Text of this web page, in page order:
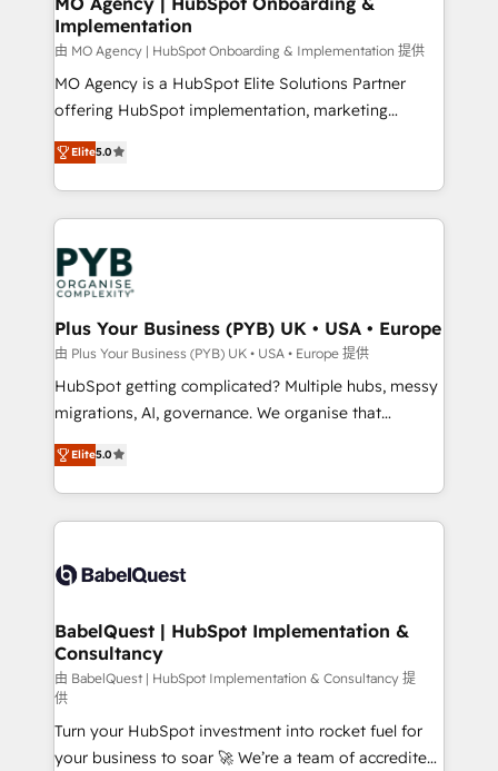
integrations across your full tech stack. - Custom
object setup, CMS builds, and full-funnel automation.
- Dashboards, lifecycle campaigns, and lead
nurturing sequences. - Cross-hub setup across
Ongoing optimization, managed support, and
scalable retainers. Let’s make HubSpot your most
Implementation
由 MO Agency | HubSpot Onboarding & Implementation 提供
MO Agency is a HubSpot Elite Solutions Partner
offering HubSpot implementation, marketing
automation, CRM and RevOps consulting, B2B SEO,
paid media, content marketing, AEO and GEO (AI
search optimisation), and HubSpot Content Hub and
WordPress development. We work with enterprise
and growth-led companies across technology,
professional services, financial services and
industrial sectors. Offices in Johannesburg, Cape
Town, Dubai & London. 500+ HubSpot CRM
implementations delivered. AI visibility coverage
across ChatGPT, Claude, Perplexity, Gemini and
Google AI Overviews. HubSpot Impact Award -
Innovation HubSpot Impact Award - Platform
Migration Excellence HubSpot Impact Award -
accreditations with HubSpot.
Elite5.0
Plus Your Business (PYB) UK • USA • Europe
由 Plus Your Business (PYB) UK • USA • Europe 提供
HubSpot getting complicated? Multiple hubs, messy
migrations, AI, governance. We organise that
complexity, so your team can put HubSpot to work...
Welcome to our Profile! We help with: • CRM
implementation, reports, workflows, and team
training • CRM migration from Salesforce, Pipedrive,
custom API integrations • AI governance for
Boutique 'Elite' team of 12 • 150+ clients across Sales
Hub, Marketing Hub, Service Hub, Data Hub and
CMS • ISO/IEC 27001:2022, ISO 9001:2015, and ISO
42001:2023 certified - the AI management standard •
GuardHub: our AI governance framework, built on
ISO 42001 Ready for the next step? Click the 👈
Elite5.0
BabelQuest | HubSpot Implementation &
Consultancy
由 BabelQuest | HubSpot Implementation & Consultancy 提
供
Turn your HubSpot investment into rocket fuel for
your business to soar 🚀 We’re a team of accredited